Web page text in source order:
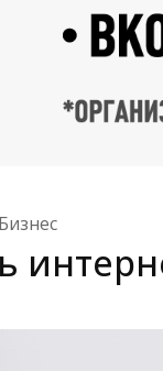
Бизнес